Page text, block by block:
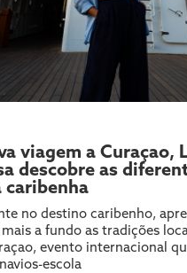
viagem a Curaçao,
descobre as
caribenha
no destino caribenho,
a fundo as tradições
evento internacional
escola